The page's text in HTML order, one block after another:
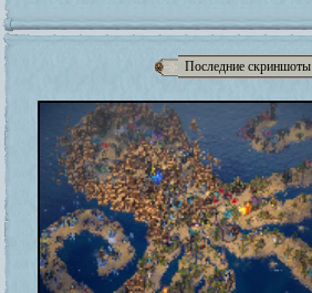
Последние скриншоты